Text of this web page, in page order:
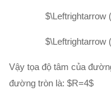
$\Leftrightarrow
$\Leftrightarrow
Vậy tọa độ tâm của
đường tròn là: $R=4$